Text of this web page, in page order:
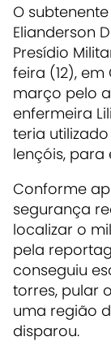
O
Elianderson
Presídio
feira (12),
março pelo
enfermeira
teria
lençóis,
Conforme
segurança
localizar o
pela
conseguiu
torres, pular
uma região
disparou.